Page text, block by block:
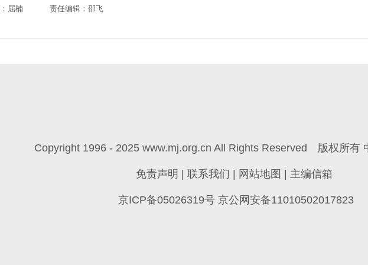
屈楠 责任编辑：邵飞
Copyright 1996 - 2025 www.mj.org.cn All Rights Reserved 版权所有
免责声明 联系我们 网站地图 主编信箱
京ICP备05026319号 京公网安备11010502017823